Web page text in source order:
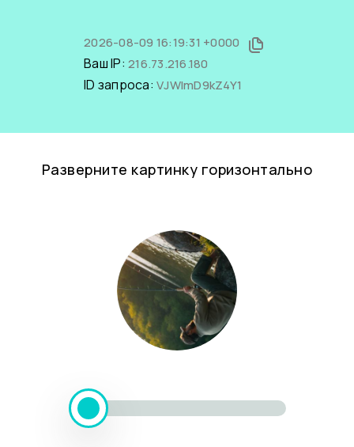
2026-08-09 16:19:31 +0000
Ваш IP: 216.73.216.180
ID запроса: VJWImD9kZ4Y1
Разверните картинку горизонтально